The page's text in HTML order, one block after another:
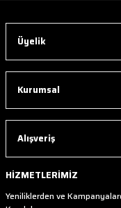
Üyelik
Kurumsal
Alışveriş
HİZMETLERİMİZ
Yeniliklerden ve